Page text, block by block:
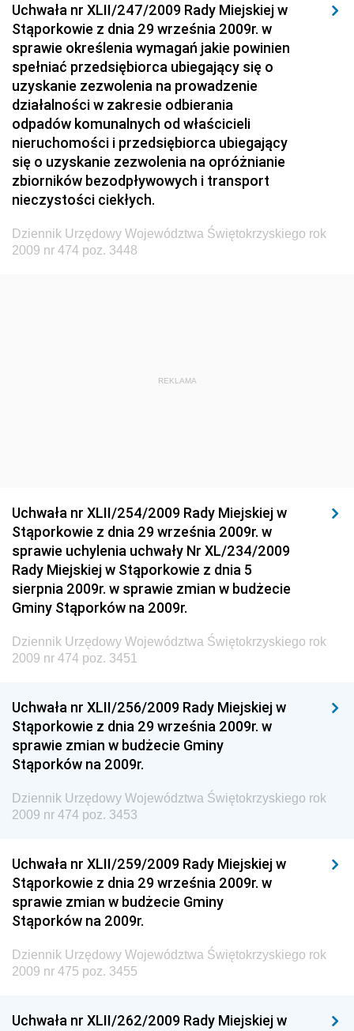
Dziennik Urzędowy Ministerstwa Hutnictwa i
Przemysłu Maszynowego
Dziennik Urzędowy Ministerstwa Zdrowia i Opieki
Społecznej
Dziennik Urzędowy Ministerstwa Rolnictwa, Leśnictwa
i Gospodarki Żywnościowej
Dziennik Urzędowy Ministra Spraw Wewnętrznych
Dziennik Urzędowy Ministra Transportu, Budownictwa
i Gospodarki Morskiej
Dziennik Urzędowy Ministra Administracji i Cyfryzacji
Dziennik Urzędowy Głównego Inspektora Ochrony
Dziennik Urzędowy Ministra Budownictwa i Przemysłu
Środowiska
Dziennik Urzędowy Ministerstwa Administracji,
Gospodarki Terenowej i Ochrony Środowiska
Dziennik Urzędowy Ministerstwa Administracji i
Gospodarki Przestrzennej
Dziennik Urzędowy Unii Europejskiej, L
Dziennik Urzędowy Ministerstwa Komunikacji
Chemicznego i Lekkiego
Dziennik Urzędowy Ministerstwa Rolnictwa i
Gospodarki Żywnościowej
Społecznej
Dziennik Urzędowy Ministra Cyfryzacji
Dziennik Urzędowy Ministra Infrastruktury i
Budownictwa
Dziennik Urzędowy Ministra Gospodarki Morskiej i
Dziennik Urzędowy Ministra Energii
Dziennik Urzędowy Ministra Sprawiedliwości
Uchwała nr XLII/247/2009 Rady Miejskiej w
Stąporkowie z dnia 29 września 2009r. w
sprawie określenia wymagań jakie powinien
spełniać przedsiębiorca ubiegający się o
uzyskanie zezwolenia na prowadzenie
działalności w zakresie odbierania
odpadów komunalnych od właścicieli
nieruchomości i przedsiębiorca ubiegający
się o uzyskanie zezwolenia na opróżnianie
zbiorników bezodpływowych i transport
nieczystości ciekłych.
Dziennik Urzędowy Województwa Świętokrzyskiego rok
2009 nr 474 poz. 3448
REKLAMA
Uchwała nr XLII/254/2009 Rady Miejskiej w
Stąporkowie z dnia 29 września 2009r. w
sprawie uchylenia uchwały Nr XL/234/2009
Rady Miejskiej w Stąporkowie z dnia 5
sierpnia 2009r. w sprawie zmian w budżecie
Gminy Stąporków na 2009r.
Dziennik Urzędowy Województwa Świętokrzyskiego rok
2009 nr 474 poz. 3451
Uchwała nr XLII/256/2009 Rady Miejskiej w
Stąporkowie z dnia 29 września 2009r. w
sprawie zmian w budżecie Gminy
Stąporków na 2009r.
Dziennik Urzędowy Województwa Świętokrzyskiego rok
2009 nr 474 poz. 3453
Uchwała nr XLII/259/2009 Rady Miejskiej w
Stąporkowie z dnia 29 września 2009r. w
sprawie zmian w budżecie Gminy
Stąporków na 2009r.
Dziennik Urzędowy Województwa Świętokrzyskiego rok
2009 nr 475 poz. 3455
Uchwała nr XLII/262/2009 Rady Miejskiej w